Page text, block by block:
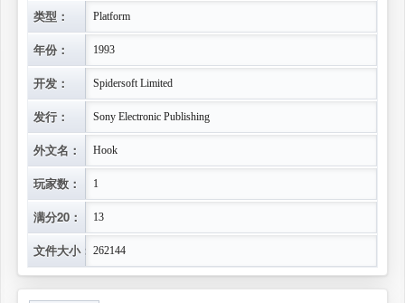
类型： Platform
年份： 1993
开发： Spidersoft Limited
发行： Sony Electronic Publishing
外文名： Hook
玩家数： 1
满分20： 13
文件大小： 262144